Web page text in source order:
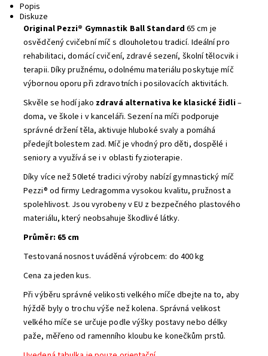
Popis
Diskuze
Original Pezzi® Gymnastik Ball Standard 65 cm je
osvědčený cvičební míč s dlouholetou tradicí. Ideální pro
rehabilitaci, domácí cvičení, zdravé sezení, školní tělocvik i
terapii. Díky pružnému, odolnému materiálu poskytuje míč
výbornou oporu při zdravotních i posilovacích aktivitách.
Skvěle se hodí jako zdravá alternativa ke klasické židli–
doma, ve škole i v kanceláři. Sezení na míči podporuje
správné držení těla, aktivuje hluboké svaly a pomáhá
předejít bolestem zad. Míč je vhodný pro děti, dospělé i
seniory a využívá se i v oblasti fyzioterapie.
Díky více než 50leté tradici výroby nabízí gymnastický míč
Pezzi® od firmy Ledragomma vysokou kvalitu, pružnost a
spolehlivost. Jsou vyrobeny v EU z bezpečného plastového
materiálu, který neobsahuje škodlivé látky.
Průměr: 65 cm
Testovaná nosnost uváděná výrobcem: do 400 kg
Cena za jeden kus.
Při výběru správné velikosti velkého míče dbejte na to, aby
hýždě byly o trochu výše než kolena. Správná velikost
velkého míče se určuje podle výšky postavy nebo délky
paže, měřeno od ramenního kloubu ke konečkům prstů.